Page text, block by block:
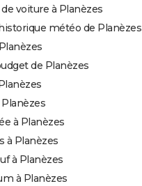
voiture à Planèzes
météo de Planèzes
de Planèzes
à Planèzes
à Planèzes
à Planèzes
à Planèzes